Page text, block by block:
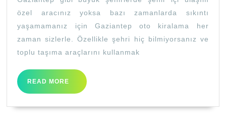
Ve
Oto
Kiralama
özel aracınız yoksa bazı zamanlarda sıkıntı
yaşamamanız için Gaziantep oto kiralama her
zaman sizlerle. Özellikle şehri hiç bilmiyorsanız ve
toplu taşıma araçlarını kullanmak
READ MORE
READ
MORE